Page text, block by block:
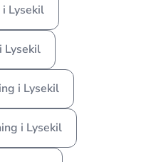
Lysekil
Lysekil
i Lysekil
i Lysekil